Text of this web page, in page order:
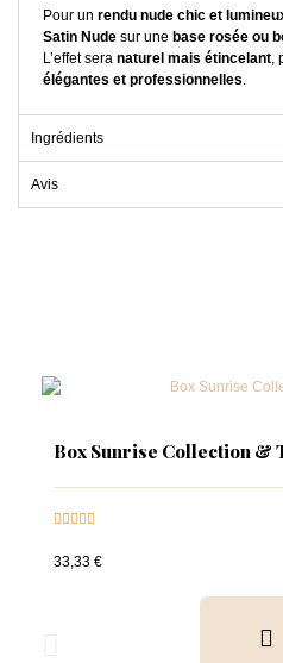
Pour un rendu nude chic et
Satin Nude sur une base rosée ou
L’effet sera naturel mais étincelant,
élégantes et professionnelles.
Ingrédients
Avis
Box Sunrise Collection &

33,33 €